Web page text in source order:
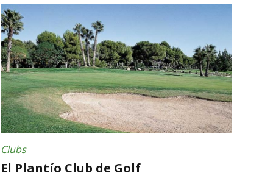
Clubs
El Plantío Club de Golf